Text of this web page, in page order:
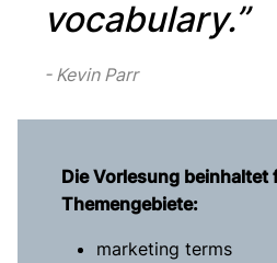
vocabulary.”
Kevin Parr
Die Vorlesung beinhaltet
Themengebiete:
marketing terms